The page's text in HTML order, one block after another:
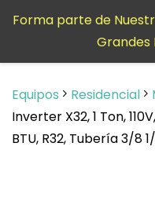
contenido
Equipos Residencial
Inverter X32, 1 Ton,
BTU, R32, Tubería 3/8
Forma parte de
Grandes